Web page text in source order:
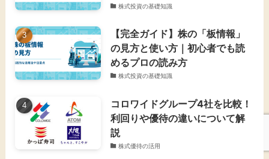
株式投資の基礎知識
【完全ガイド】株の「板情報」
の見方と使い方｜初心者でも読
めるプロの読み方
株式投資の基礎知識
コロワイドグループ4社を比較！
利回りや優待の違いについて解
説
株式優待の活用